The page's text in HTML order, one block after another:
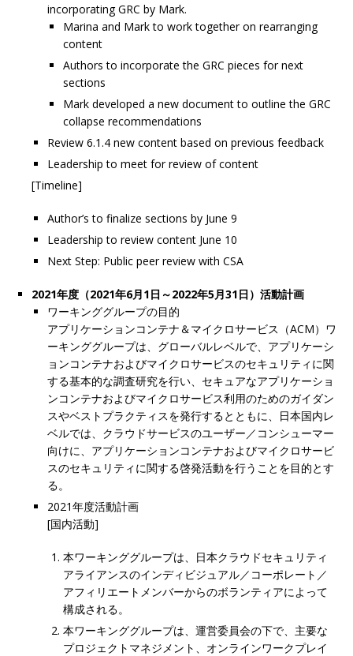
incorporating GRC by Mark.
Marina and Mark to work together on rearranging
content
Authors to incorporate the GRC pieces for next
sections
Mark developed a new document to outline the GRC
collapse recommendations
Review 6.1.4 new content based on previous feedback
Leadership to meet for review of content
[Timeline]
Author’s to finalize sections by June 9
Leadership to review content June 10
Next Step: Public peer review with CSA
2021年度（2021年6月1日～2022年5月31日）活動計画
ワーキンググループの目的
アプリケーションコンテナ＆マイクロサービス（ACM）ワ
ーキンググループは、グローバルレベルで、アプリケーシ
ョンコンテナおよびマイクロサービスのセキュリティに関
する基本的な調査研究を行い、セキュアなアプリケーショ
ンコンテナおよびマイクロサービス利用のためのガイダン
スやベストプラクティスを発行するとともに、日本国内レ
ベルでは、クラウドサービスのユーザー／コンシューマー
向けに、アプリケーションコンテナおよびマイクロサービ
スのセキュリティに関する啓発活動を行うことを目的とす
る。
2021年度活動計画
[国内活動]
本ワーキンググループは、日本クラウドセキュリティ
アライアンスのインディビジュアル／コーポレート／
アフィリエートメンバーからのボランティアによって
構成される。
本ワーキンググループは、運営委員会の下で、主要な
プロジェクトマネジメント、オンラインワークプレイ